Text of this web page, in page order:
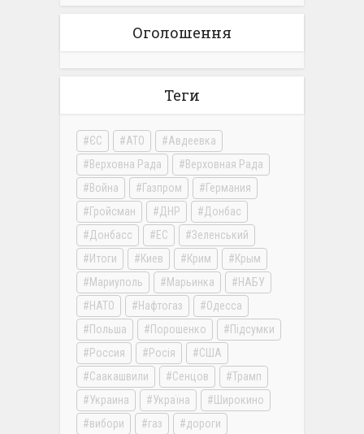
Оголошення
Теги
ЄС АТО
Авдеевка
Верховна Рада
Верховная Рада
Война
Газпром
Германия
Гройсман
ДНР
Донбас
Донбасс
ЕС
Зеленський
Итоги
Киев Крим
Крым
Мариуполь
Марьинка
НАБУ
НАТО
Нафтогаз
Одесса
Польша
Порошенко
Підсумки
Россия
Росія
США
Саакашвили
Сенцов
Трамп
Украина
Україна
Широкино
вибори
газ дороги